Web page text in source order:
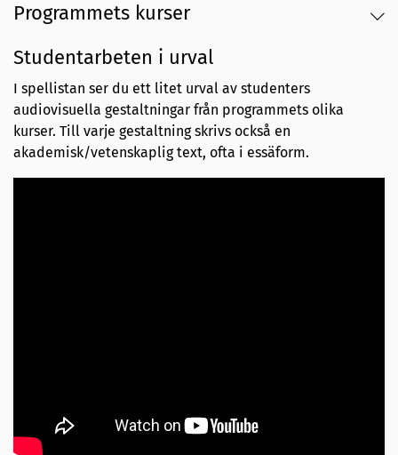
Programmets kurser
Studentarbeten i urval
I spellistan ser du ett litet urval av studenters
audiovisuella gestaltningar från programmets olika
kurser. Till varje gestaltning skrivs också en
akademisk/vetenskaplig text, ofta i essäform.